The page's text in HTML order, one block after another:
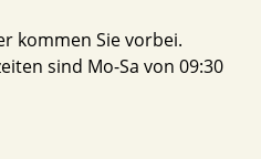
kommen Sie vorbei.
sind Mo-Sa von 09:30